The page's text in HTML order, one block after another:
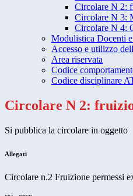
Circolare N 2:
Circolare N 3:
Circolare N 4:
Modulistica Docenti
Accesso e utilizzo
Area riservata
Codice
Codice disciplinare
Circolare N 2:
Si pubblica la circolare in oggetto
Allegati
Circolare n.2 Fruizione permessi